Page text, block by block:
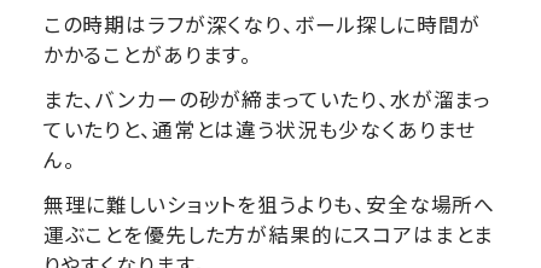
この時期はラフが深くなり、ボール探しに時間が
かかることがあります。
また、バンカーの砂が締まっていたり、水が溜まっ
ていたりと、通常とは違う状況も少なくありませ
ん。
無理に難しいショットを狙うよりも、安全な場所へ
運ぶことを優先した方が結果的にスコアはまとま